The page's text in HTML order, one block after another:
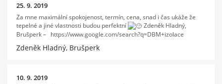
25. 9. 2019
Za mne maximální spokojenost, termín, cena, snad i čas ukáže že
tepelné a jiné vlastnosti budou perfektní
Zdeněk Hladný,
Brušperk – https://www.google.com/search?q=DBM+izolace
Zdeněk Hladný, Brušperk
10. 9. 2019